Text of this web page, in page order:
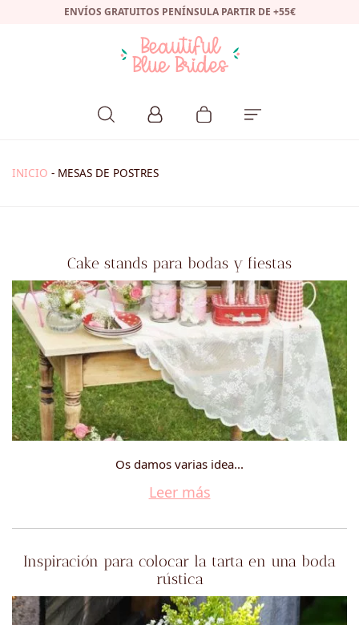
ENVÍOS GRATUITOS PENÍNSULA PARTIR DE +55€
INICIO - MESAS DE POSTRES
Cake stands para bodas y fiestas
Os damos varias idea...
Leer más
Inspiración para colocar la tarta en una boda
rústica